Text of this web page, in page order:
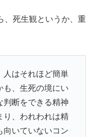
、死生観というか、重
人はそれほど簡単
も、生死の境にい
判断をできる精神
り、われわれは精
向いていないコン